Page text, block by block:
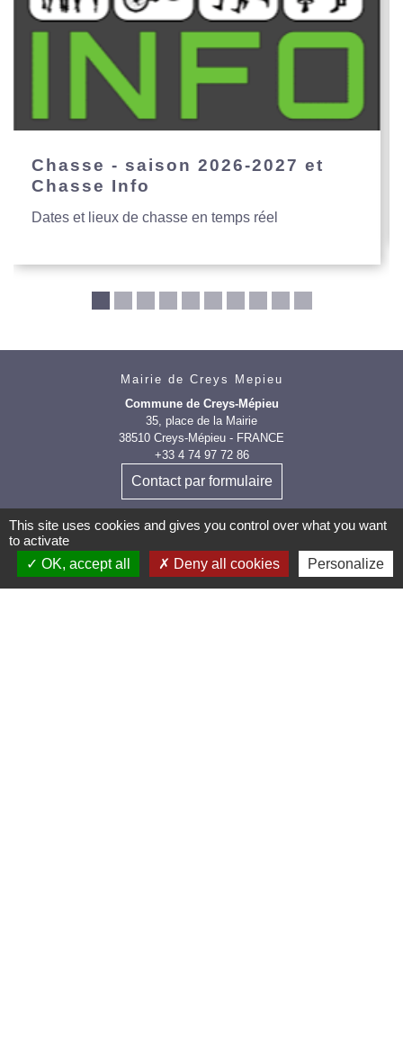
Chasse - saison 2026-2027 et
Chasse Info
Dates et lieux de chasse en temps réel
Mairie de Creys Mepieu
Commune de Creys-Mépieu
35, place de la Mairie
38510 Creys-Mépieu - FRANCE
+33 4 74 97 72 86
Contact par formulaire
This site uses cookies and gives you control over what you want
to activate
OK, accept all
Deny all cookies Personalize